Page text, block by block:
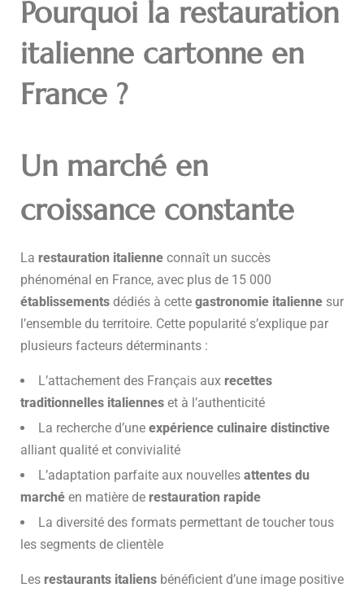
Pourquoi la restauration
italienne cartonne en
France ?
Un marché en
croissance constante
La restauration italienne connaît un succès
phénoménal en France, avec plus de 15 000
établissements dédiés à cette gastronomie italienne sur
l’ensemble du territoire. Cette popularité s’explique par
plusieurs facteurs déterminants :
L’attachement des Français aux recettes
traditionnelles italiennes et à l’authenticité
La recherche d’une expérience culinaire distinctive
alliant qualité et convivialité
L’adaptation parfaite aux nouvelles attentes du
marché en matière de restauration rapide
La diversité des formats permettant de toucher tous
les segments de clientèle
Les restaurants italiens bénéficient d’une image positive